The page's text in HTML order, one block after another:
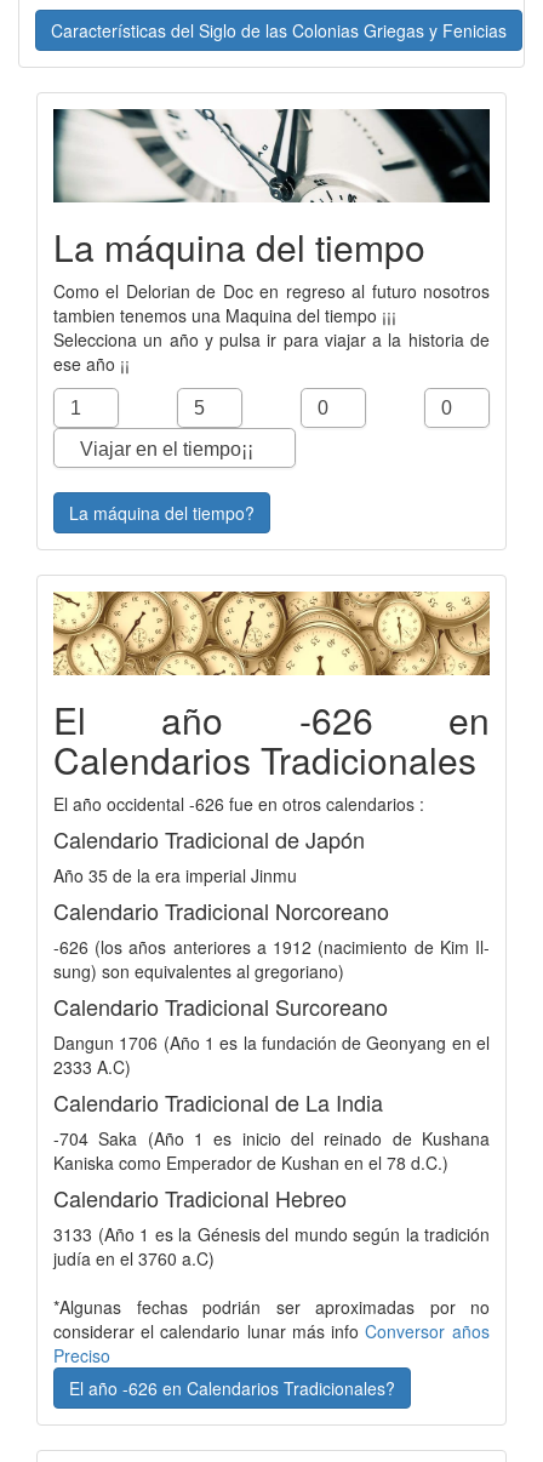
Características del Siglo de las Colonias Griegas y Fenicias
La máquina del tiempo
Como el Delorian de Doc en regreso al futuro nosotros
tambien tenemos una Maquina del tiempo ¡¡¡
Selecciona un año y pulsa ir para viajar a la historia de
ese año ¡¡
La máquina del tiempo?
El año -626 en
Calendarios Tradicionales
El año occidental -626 fue en otros calendarios :
Calendario Tradicional de Japón
Año 35 de la era imperial Jinmu
Calendario Tradicional Norcoreano
-626 (los años anteriores a 1912 (nacimiento de Kim Il-
sung) son equivalentes al gregoriano)
Calendario Tradicional Surcoreano
Dangun 1706 (Año 1 es la fundación de Geonyang en el
2333 A.C)
Calendario Tradicional de La India
-704 Saka (Año 1 es inicio del reinado de Kushana
Kaniska como Emperador de Kushan en el 78 d.C.)
Calendario Tradicional Hebreo
3133 (Año 1 es la Génesis del mundo según la tradición
judía en el 3760 a.C)
*Algunas fechas podrián ser aproximadas por no
considerar el calendario lunar más info Conversor años
Preciso
El año -626 en Calendarios Tradicionales?